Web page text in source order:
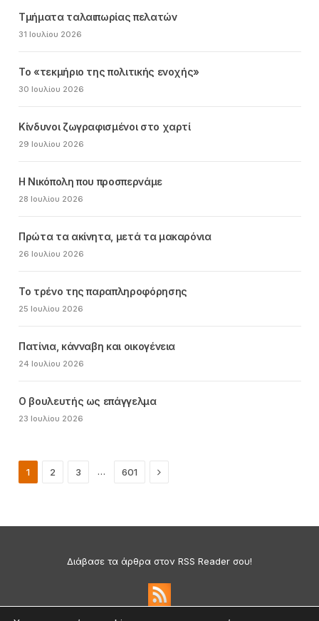
Τμήματα ταλαιπωρίας πελατών
31 Ιουλίου 2026
Το «τεκμήριο της πολιτικής ενοχής»
30 Ιουλίου 2026
Κίνδυνοι ζωγραφισμένοι στο χαρτί
29 Ιουλίου 2026
Η Νικόπολη που προσπερνάμε
28 Ιουλίου 2026
Πρώτα τα ακίνητα, μετά τα μακαρόνια
26 Ιουλίου 2026
Το τρένο της παραπληροφόρησης
25 Ιουλίου 2026
Πατίνια, κάνναβη και οικογένεια
24 Ιουλίου 2026
Ο βουλευτής ως επάγγελμα
23 Ιουλίου 2026
1 2 3 … 601 Next
Διάβασε τα άρθρα στον RSS Reader σου!